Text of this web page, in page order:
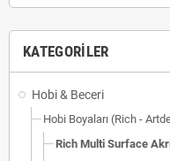
KATEGORILER
Hobi & Beceri
Hobi Boyaları (Rich -
Rich Multi Surface